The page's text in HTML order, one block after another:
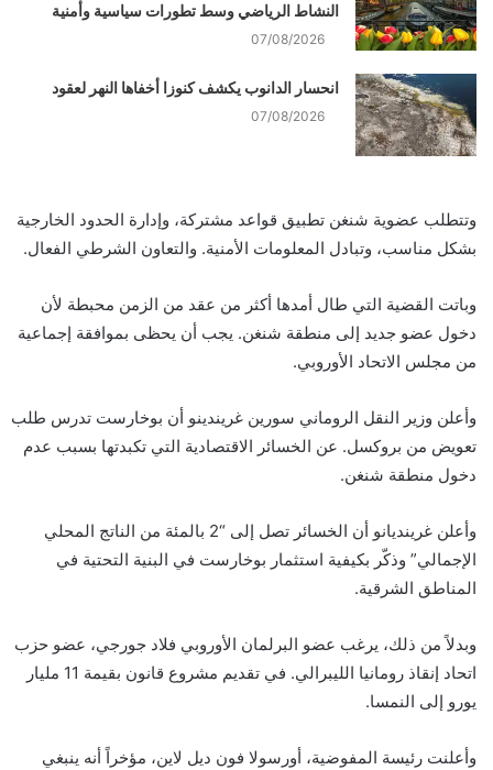
النشاط الرياضي وسط تطورات سياسية وأمنية
07/08/2026
انحسار الدانوب يكشف كنوزا أخفاها النهر لعقود
07/08/2026
وتتطلب عضوية شنغن تطبيق قواعد مشتركة، وإدارة الحدود الخارجية
بشكل مناسب، وتبادل المعلومات الأمنية. والتعاون الشرطي الفعال.
وباتت القضية التي طال أمدها أكثر من عقد من الزمن محبطة لأن
دخول عضو جديد إلى منطقة شنغن. يجب أن يحظى بموافقة إجماعية
من مجلس الاتحاد الأوروبي.
وأعلن وزير النقل الروماني سورين غريندينو أن بوخارست تدرس طلب
تعويض من بروكسل. عن الخسائر الاقتصادية التي تكبدتها بسبب عدم
دخول منطقة شنغن.
وأعلن غرينديانو أن الخسائر تصل إلى “2 بالمئة من الناتج المحلي
الإجمالي” وذكّر بكيفية استثمار بوخارست في البنية التحتية في
المناطق الشرقية.
وبدلاً من ذلك، يرغب عضو البرلمان الأوروبي فلاد جورجي، عضو حزب
اتحاد إنقاذ رومانيا الليبرالي. في تقديم مشروع قانون بقيمة 11 مليار
يورو إلى النمسا.
وأعلنت رئيسة المفوضية، أورسولا فون ديل لاين، مؤخراً أنه ينبغي